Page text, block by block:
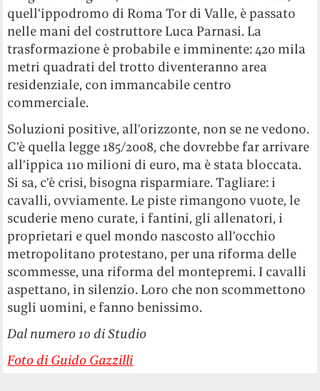
quell’ippodromo di Roma Tor di Valle, è passato
nelle mani del costruttore Luca Parnasi. La
trasformazione è probabile e imminente: 420 mila
metri quadrati del trotto diventeranno area
residenziale, con immancabile centro
commerciale.
Soluzioni positive, all’orizzonte, non se ne vedono.
C’è quella legge 185/2008, che dovrebbe far arrivare
all’ippica 110 milioni di euro, ma è stata bloccata.
Si sa, c’è crisi, bisogna risparmiare. Tagliare: i
cavalli, ovviamente. Le piste rimangono vuote, le
scuderie meno curate, i fantini, gli allenatori, i
proprietari e quel mondo nascosto all’occhio
metropolitano protestano, per una riforma delle
scommesse, una riforma del montepremi. I cavalli
aspettano, in silenzio. Loro che non scommettono
sugli uomini, e fanno benissimo.
Dal numero 10 di Studio
Foto di Guido Gazzilli